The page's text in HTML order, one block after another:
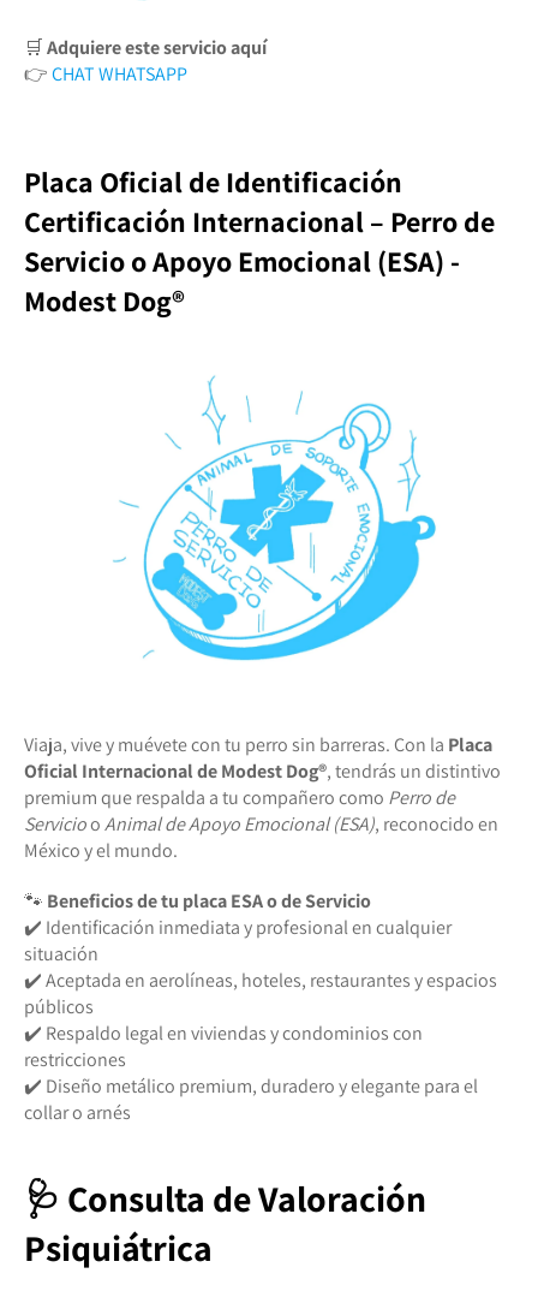
🛒Adquiere este servicio aquí
👉CHAT WHATSAPP
Placa Oficial de Identificación
Certificación Internacional – Perro de
Servicio o Apoyo Emocional (ESA) -
Modest Dog®️
Viaja, vive y muévete con tu perro sin barreras. Con la Placa
Oficial Internacional de Modest Dog®️, tendrás un distintivo
premium que respalda a tu compañero como Perro de
ServiciooAnimal de Apoyo Emocional (ESA), reconocido en
México y el mundo.
🐾 Beneficios de tu placa ESA o de Servicio
✔️ Identificación inmediata y profesional en cualquier
situación
✔️ Aceptada en aerolíneas, hoteles, restaurantes y espacios
públicos
✔️ Respaldo legal en viviendas y condominios con
restricciones
✔️ Diseño metálico premium, duradero y elegante para el
collar o arnés
🩺 Consulta de Valoración
Psiquiátrica